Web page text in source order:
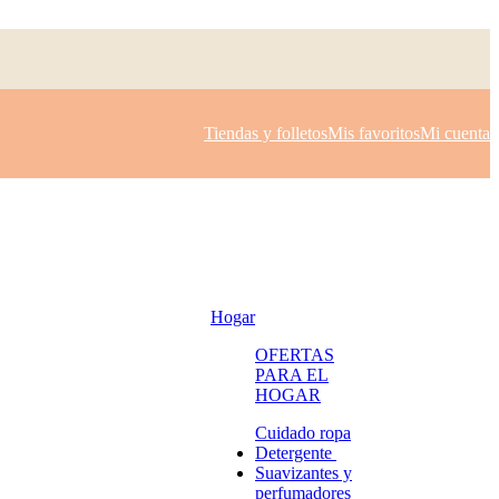
Tiendas y folletosMis favoritosMi cuenta
Hogar
OFERTAS
PARA EL
HOGAR
Cuidado ropa
Detergente
Suavizantes y
perfumadores